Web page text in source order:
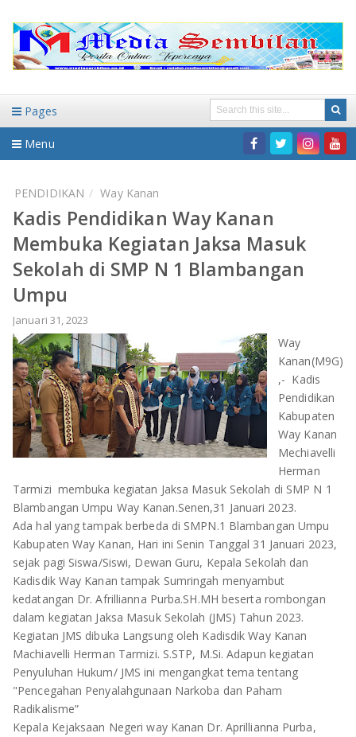
Pages
Menu
DAERAH
NASIONAL
DAERAH
BANDAR LAMPUNG
METRO
LAMPUNG TENGAH
LAMPUNG UTARA
LAMPUNG TIMUR
LAMPUNG BARAT
LAMPUNG SELATAN
PESAWARAN
TANGGAMUS
PESISIR BARAT
TULANG BAWANG
HUKUM-KRIMINAL
PENDIDIKAN
WISATA
OLAHRAGA
ADVETORIAL
PENDIDIKAN Way Kanan
Kadis Pendidikan Way Kanan
Membuka Kegiatan Jaksa Masuk
Sekolah di SMP N 1 Blambangan
Umpu
Januari 31, 2023
Way
Kanan(M9G)
,- Kadis
Pendidikan
Kabupaten
Way Kanan
Mechiavelli
Herman
Tarmizi membuka kegiatan Jaksa Masuk Sekolah di SMP N 1
Blambangan Umpu Way Kanan.Senen,31 Januari 2023.
Ada hal yang tampak berbeda di SMPN.1 Blambangan Umpu
Kabupaten Way Kanan, Hari ini Senin Tanggal 31 Januari 2023,
sejak pagi Siswa/Siswi, Dewan Guru, Kepala Sekolah dan
Kadisdik Way Kanan tampak Sumringah menyambut
kedatangan Dr. Afrillianna Purba.SH.MH beserta rombongan
dalam kegiatan Jaksa Masuk Sekolah (JMS) Tahun 2023.
Kegiatan JMS dibuka Langsung oleh Kadisdik Way Kanan
Machiavelli Herman Tarmizi. S.STP, M.Si. Adapun kegiatan
Penyuluhan Hukum/ JMS ini mengangkat tema tentang
"Pencegahan Penyalahgunaan Narkoba dan Paham
Radikalisme”
Kepala Kejaksaan Negeri way Kanan Dr. Aprillianna Purba,